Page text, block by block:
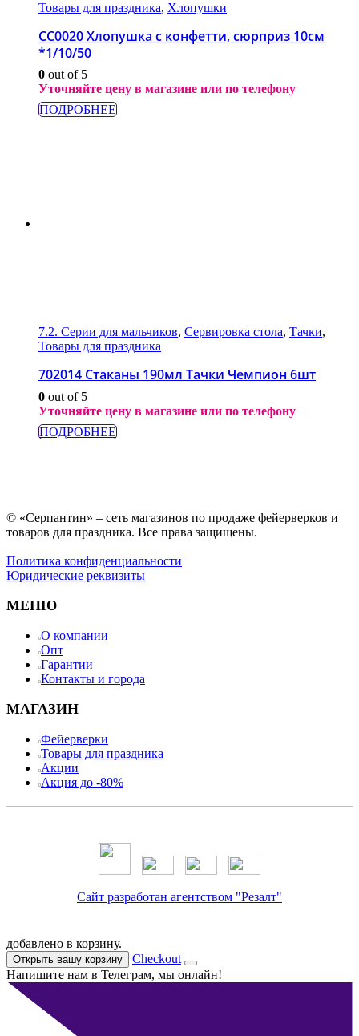
Товары для праздника, Хлопушки
СС0020 Хлопушка с конфетти, сюрприз 10см
*1/10/50
0 out of 5
Уточняйте цену в магазине или по телефону
ПОДРОБНЕЕ
7.2. Серии для мальчиков, Сервировка стола, Тачки,
Товары для праздника
702014 Стаканы 190мл Тачки Чемпион 6шт
0 out of 5
Уточняйте цену в магазине или по телефону
ПОДРОБНЕЕ
© «Серпантин» – сеть магазинов по продаже фейерверков и
товаров для праздника. Все права защищены.
Политика конфиденциальности
Юридические реквизиты
МЕНЮ
О компании
Опт
Гарантии
Контакты и города
МАГАЗИН
Фейерверки
Товары для праздника
Акции
Акция до -80%
Сайт разработан агентством "Резалт"
добавлено в корзину.
Открыть вашу корзину
Checkout
Напишите нам в Телеграм, мы онлайн!